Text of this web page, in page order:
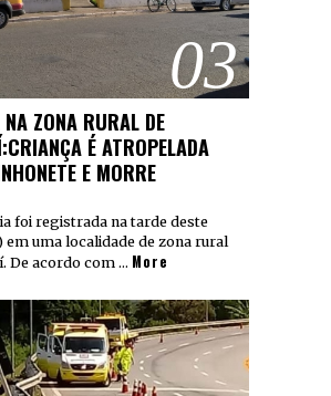
03
ZONA RURAL DE
É ATROPELADA
E MORRE
foi registrada na tarde deste
em uma localidade de zona rural
De acordo com … More